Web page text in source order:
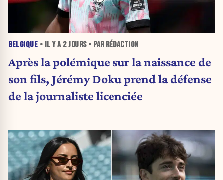
BELGIQUE • IL Y A 2 JOURS• PAR RÉDACTION
Après la polémique sur la naissance de
son fils, Jérémy Doku prend la défense
de la journaliste licenciée